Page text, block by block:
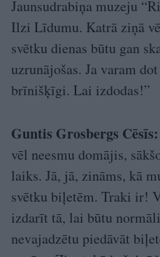
Jaunsudrabiņa muzeju
Ilzi Līdumu. Katrā ziņā
svētku dienas būtu gan
uzrunājošas. Ja varam
brīnišķīgi. Lai izdodas!”
Guntis Grosbergs Cēsīs:
vēl neesmu domājis,
laiks. Jā, jā, zināms, kā
svētku biļetēm. Traki ir!
izdarīt tā, lai būtu
nevajadzētu piedāvāt